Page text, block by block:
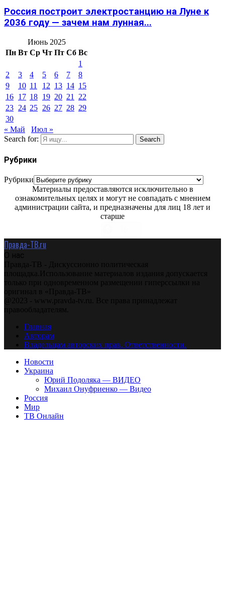
Россия построит электростанцию на Луне к
2036 году — зачем нам лунная...
Июнь 2025
Пн Вт Ср Чт Пт Сб Вс
1
2
3 4 5 6 7
8
9
10 11 12 13 14 15
16 17 18 19 20 21
22
23 24 25 26 27 28 29
30
« Май
Июл »
Search for:
Search
Рубрики
Рубрики
Материалы предоставляются исключительно в
ознакомительных целях и могут не совпадать с мнением
администрации сайта, и предназначены для лиц 18 лет и
старше
Правда-ТВ.ru
О нас
Правда-ТВ - Дискуссионно политическая
площадка.Использование материалов издания допускается
только при одновременном размещении гиперссылки на
оригинал в «Правда-ТВ»
@2023 - www.pravda-tv.ru. Все права принадлежат
правообладателям.
Главная
Авторам
Владельцам авторских прав. Ответственности.
Новости
Украина
Юрий Подоляка — ВИДЕО
Михаил Онуфриенко — Видео
Россия
Мир
ТВ Онлайн